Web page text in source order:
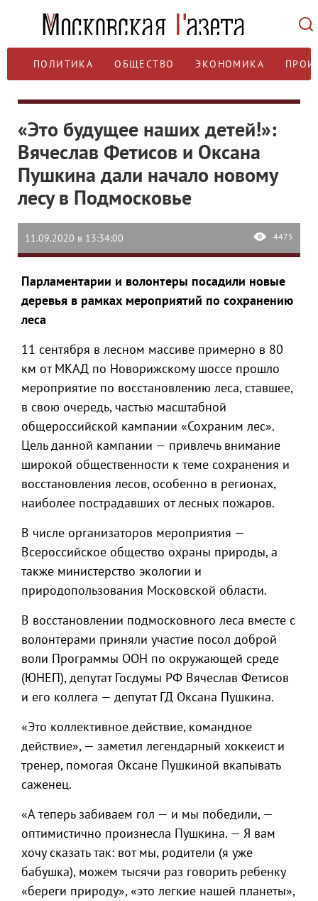
ПОЛИТИКА ОБЩЕСТВО ЭКОНОМИКА
«Это будущее наших детей!»:
Вячеслав Фетисов и Оксана
Пушкина дали начало новому
лесу в Подмосковье
11.09.2020 в 13:34:00 4475
Парламентарии и волонтеры посадили новые
деревья в рамках мероприятий по сохранению
леса
11 сентября в лесном массиве примерно в 80
км от МКАД по Новорижскому шоссе прошло
мероприятие по восстановлению леса, ставшее,
в свою очередь, частью масштабной
общероссийской кампании «Сохраним лес».
Цель данной кампании — привлечь внимание
широкой общественности к теме сохранения и
восстановления лесов, особенно в регионах,
наиболее пострадавших от лесных пожаров.
В числе организаторов мероприятия —
Всероссийское общество охраны природы, а
также министерство экологии и
природопользования Московской области.
В восстановлении подмосковного леса вместе с
волонтерами приняли участие посол доброй
воли Программы ООН по окружающей среде
(ЮНЕП), депутат Госдумы РФ Вячеслав Фетисов
и его коллега — депутат ГД Оксана Пушкина.
«Это коллективное действие, командное
действие», — заметил легендарный хоккеист и
тренер, помогая Оксане Пушкиной вкапывать
саженец.
«А теперь забиваем гол — и мы победили, —
оптимистично произнесла Пушкина. — Я вам
хочу сказать так: вот мы, родители (я уже
бабушка), можем тысячи раз говорить ребенку
«береги природу», «это легкие нашей планеты»,